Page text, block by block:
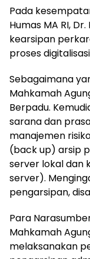
Pada
Humas MA RI, Dr.
kearsipan
proses
Sebagaimana
Mahkamah
Berpadu.
sarana dan
manajemen
(back up) arsip
server lokal dan
server).
pengarsipan,
Para
Mahkamah
melaksanakan